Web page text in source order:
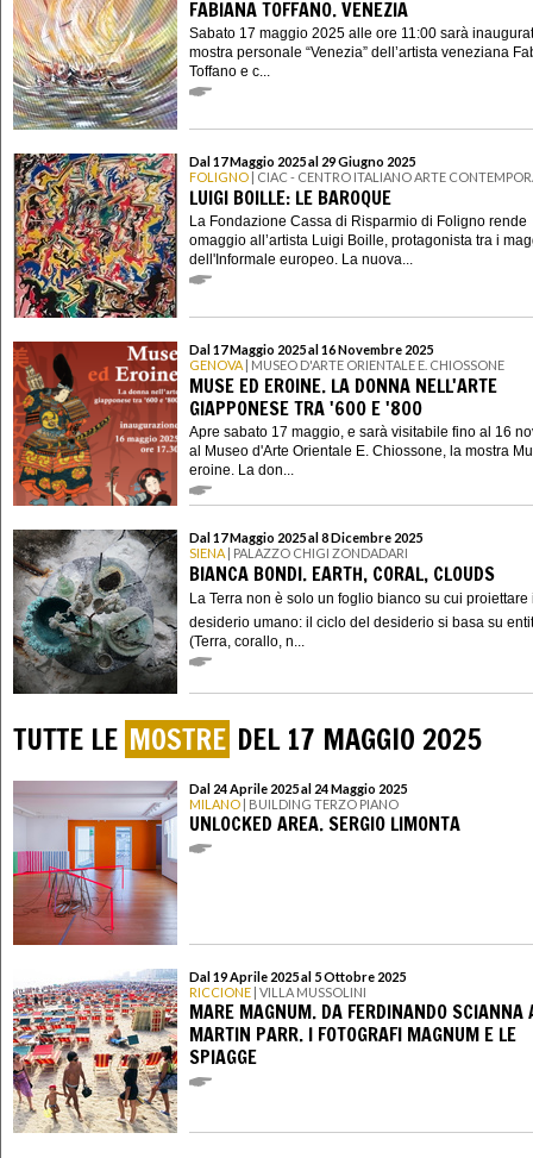
FABIANA TOFFANO. VENEZIA
Sabato 17 maggio 2025 alle ore 11:00 sarà
mostra personale “Venezia” dell’artista veneziana
Toffano e c...
Dal 17 Maggio 2025 al 29 Giugno 2025
FOLIGNO | CIAC - CENTRO ITALIANO ARTE
LUIGI BOILLE: LE BAROQUE
La Fondazione Cassa di Risparmio di Foligno rende
omaggio all’artista Luigi Boille, protagonista tra i
dell'Informale europeo. La nuova...
Dal 17 Maggio 2025 al 16 Novembre 2025
GENOVA | MUSEO D'ARTE ORIENTALE E. CHIOSSONE
MUSE ED EROINE. LA DONNA NELL'ARTE
GIAPPONESE TRA '600 E '800
Apre sabato 17 maggio, e sarà visitabile fino al 16
al Museo d'Arte Orientale E. Chiossone, la mostra
eroine. La don...
Dal 17 Maggio 2025 al 8 Dicembre 2025
SIENA | PALAZZO CHIGI ZONDADARI
BIANCA BONDI. EARTH, CORAL, CLOUDS
La Terra non è solo un foglio bianco su cui proiettare
desiderio umano: il ciclo del desiderio si basa su
(Terra, corallo, n...
TUTTE LE MOSTRE DEL 17 MAGGIO 2025
Dal 24 Aprile 2025 al 24 Maggio 2025
MILANO | BUILDING TERZO PIANO
UNLOCKED AREA. SERGIO LIMONTA
Dal 19 Aprile 2025 al 5 Ottobre 2025
RICCIONE | VILLA MUSSOLINI
MARE MAGNUM. DA FERDINANDO SCIANNA
MARTIN PARR. I FOTOGRAFI MAGNUM E LE
SPIAGGE